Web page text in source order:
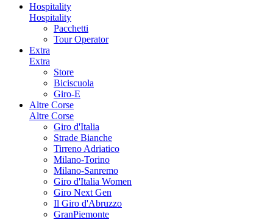
Hospitality
Hospitality
Pacchetti
Tour Operator
Extra
Extra
Store
Biciscuola
Giro-E
Altre Corse
Altre Corse
Giro d'Italia
Strade Bianche
Tirreno Adriatico
Milano-Torino
Milano-Sanremo
Giro d'Italia Women
Giro Next Gen
Il Giro d'Abruzzo
GranPiemonte